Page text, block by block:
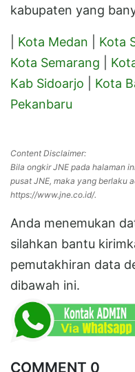
kabupaten yang
Kota Medan Kota
Kota Semarang
Kab Sidoarjo
Kota
Pekanbaru
Content Disclaimer:
Bila ongkir JNE pada halaman
pusat JNE, maka yang berlaku
https://www.jne.co.id/.
Anda menemukan
silahkan bantu
pemutakhiran data
dibawah ini.
COMMENT 0